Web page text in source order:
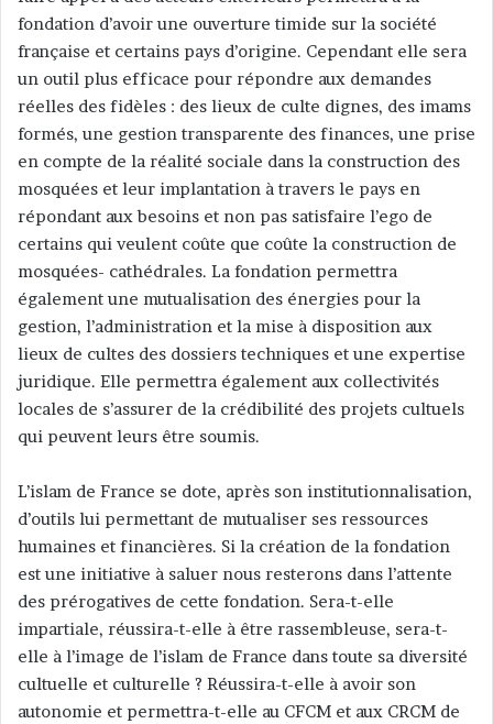
fondation d’avoir une ouverture timide sur la société
française et certains pays d’origine. Cependant elle sera
un outil plus efficace pour répondre aux demandes
réelles des fidèles : des lieux de culte dignes, des imams
formés, une gestion transparente des finances, une prise
en compte de la réalité sociale dans la construction des
mosquées et leur implantation à travers le pays en
répondant aux besoins et non pas satisfaire l’ego de
certains qui veulent coûte que coûte la construction de
mosquées- cathédrales. La fondation permettra
également une mutualisation des énergies pour la
gestion, l’administration et la mise à disposition aux
lieux de cultes des dossiers techniques et une expertise
juridique. Elle permettra également aux collectivités
locales de s’assurer de la crédibilité des projets cultuels
qui peuvent leurs être soumis.
L’islam de France se dote, après son institutionnalisation,
d’outils lui permettant de mutualiser ses ressources
humaines et financières. Si la création de la fondation
est une initiative à saluer nous resterons dans l’attente
des prérogatives de cette fondation. Sera-t-elle
impartiale, réussira-t-elle à être rassembleuse, sera-t-
elle à l’image de l’islam de France dans toute sa diversité
cultuelle et culturelle ? Réussira-t-elle à avoir son
autonomie et permettra-t-elle au CFCM et aux CRCM de